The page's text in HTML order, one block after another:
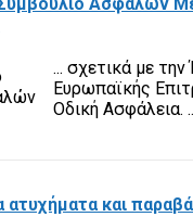
... σχετικά με
Ευρωπαϊκής
Οδική Ασφάλεια.
ατυχήματα και